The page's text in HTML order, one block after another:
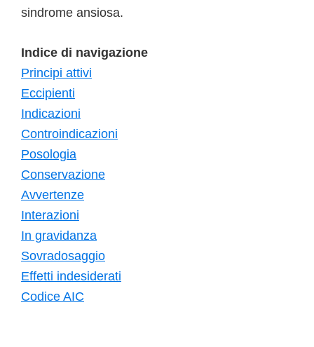
sindrome ansiosa.
Indice di navigazione
Principi attivi
Eccipienti
Indicazioni
Controindicazioni
Posologia
Conservazione
Avvertenze
Interazioni
In gravidanza
Sovradosaggio
Effetti indesiderati
Codice AIC